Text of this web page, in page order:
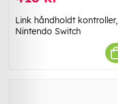
Link håndholdt kontroller,
Nintendo Switch